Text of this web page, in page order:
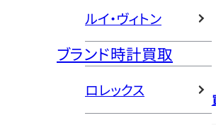
ルイ・ヴィトン
ブランド時計買取
ロレックス